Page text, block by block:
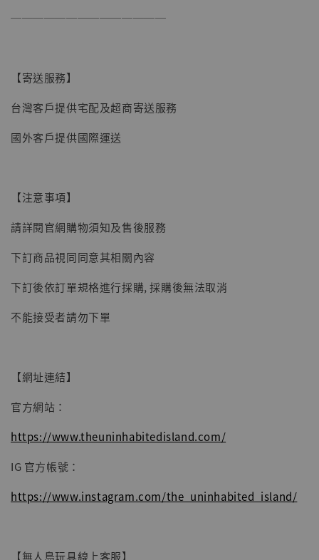
【現貨】BJSTUDIO 1/6系列可動蒐藏人偶 讓
NT$ 4,980
NT$ 5,300
──────────────
【寄送服務】
台灣客戶提供宅配及超商寄送服務
國外客戶提供國際運送
【注意事項】
請詳閱官網購物須知及售後服務
下訂商品視同同意其相關內容
下訂後依訂單規格進行採購, 採購後無法取消
不能接受者請勿下單
【網址連結】
官方網站：
https://www.theuninhabitedisland.com/
IG 官方帳號：
https://www.instagram.com/the_uninhabited_island/
【無人島玩具線上客服】